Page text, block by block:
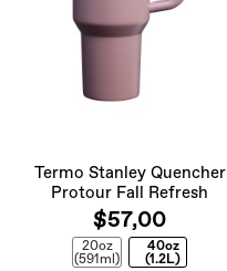
Termo Stanley Quencher
Protour Fall Refresh
$57,00
20oz
(591ml)
40oz
(1.2L)